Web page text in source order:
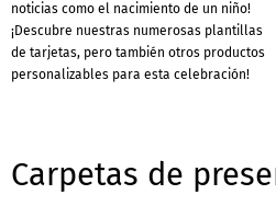
noticias como el nacimiento de un niño!
¡Descubre nuestras numerosas plantillas
de tarjetas, pero también otros productos
personalizables para esta celebración!
Carpetas de